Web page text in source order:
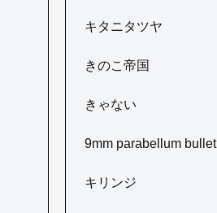
キタニタツヤ
きのこ帝国
きゃない
9mm parabellum bullet
キリンジ